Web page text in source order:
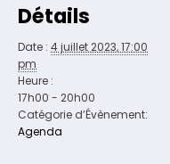
Détails
Date : 4 juillet 2023, 17:00
pm
Heure :
17h00 - 20h00
Catégorie d’Évènement:
Agenda